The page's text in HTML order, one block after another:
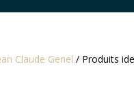
Claude Genel / Produits